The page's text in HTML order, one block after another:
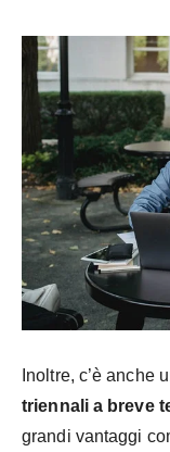
Inoltre, c’è anche
triennali a breve
grandi vantaggi